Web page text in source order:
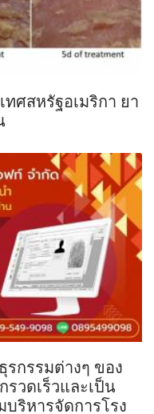
ศสหรัฐอเมริกา ยา
กรรมต่างๆ ของ
รวดเร็วและเป็น
ริหารจัดการโรง